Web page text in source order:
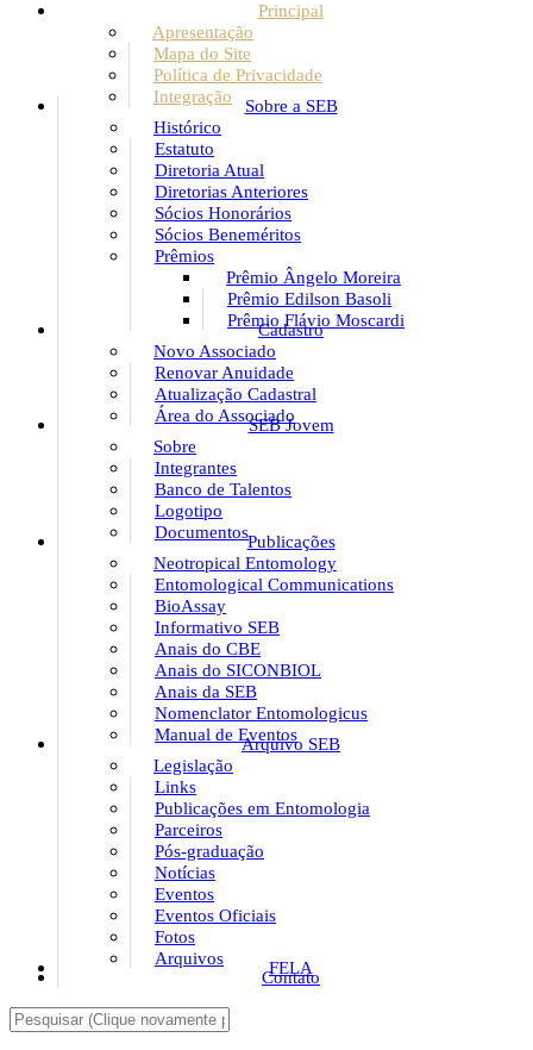
Principal
Apresentação
Mapa do Site
Política de Privacidade
Integração
Sobre a SEB
Histórico
Estatuto
Diretoria Atual
Diretorias Anteriores
Sócios Honorários
Sócios Beneméritos
Prêmios
Prêmio Ângelo Moreira
Prêmio Edilson Basoli
Prêmio Flávio Moscardi
Cadastro
Novo Associado
Renovar Anuidade
Atualização Cadastral
Área do Associado
SEB Jovem
Sobre
Integrantes
Banco de Talentos
Logotipo
DocumentosPublicações
Neotropical Entomology
Entomological Communications
BioAssay
Informativo SEB
Anais do CBE
Anais do SICONBIOL
Anais da SEB
Nomenclator Entomologicus
Manual de Eventos
Arquivo SEB
Legislação
Links
Publicações em Entomologia
Parceiros
Pós-graduação
Notícias
Eventos
Eventos Oficiais
Fotos
Arquivos
FELA
Contato